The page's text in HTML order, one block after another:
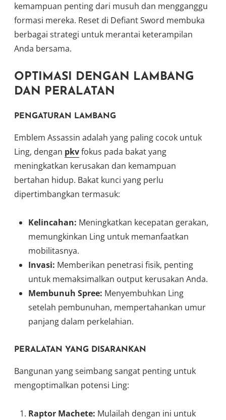
kemampuan penting dari musuh dan mengganggu
formasi mereka. Reset di Defiant Sword membuka
berbagai strategi untuk merantai keterampilan
Anda bersama.
OPTIMASI DENGAN LAMBANG
DAN PERALATAN
PENGATURAN LAMBANG
Emblem Assassin adalah yang paling cocok untuk
Ling, dengan pkvfokus pada bakat yang
meningkatkan kerusakan dan kemampuan
bertahan hidup. Bakat kunci yang perlu
dipertimbangkan termasuk:
Kelincahan: Meningkatkan kecepatan gerakan,
memungkinkan Ling untuk memanfaatkan
mobilitasnya.
Invasi: Memberikan penetrasi fisik, penting
untuk memaksimalkan output kerusakan Anda.
Membunuh Spree: Menyembuhkan Ling
setelah pembunuhan, mempertahankan umur
panjang dalam perkelahian.
PERALATAN YANG DISARANKAN
Bangunan yang seimbang sangat penting untuk
mengoptimalkan potensi Ling:
Raptor Machete: Mulailah dengan ini untuk